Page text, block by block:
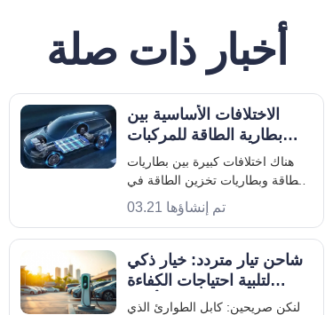
أخبار ذات صلة
الاختلافات الأساسية بين
بطارية الطاقة للمركبات
الكهربائية من ماروكيل
وبطارية تخزين الطاقة
هناك اختلافات كبيرة بين بطاريات
الطاقة وبطاريات تخزين الطاقة في
العديد من الجوانب، والتي أوضحها
ماروكيل بالتفصيل على النحو التالي:
التعريف والاستخدام: بطارية الطاقة:
تشير إلى البطارية المستخدمة
لتخزين وتوفير الطاقة للمركبات
الكهربائية بالكامل (BEVs)،
تم إنشاؤها 03.21
شاحن تيار متردد: خيار ذكي
لتلبية احتياجات الكفاءة
الأعلى
لنكن صريحين: كابل الطوارئ الذي